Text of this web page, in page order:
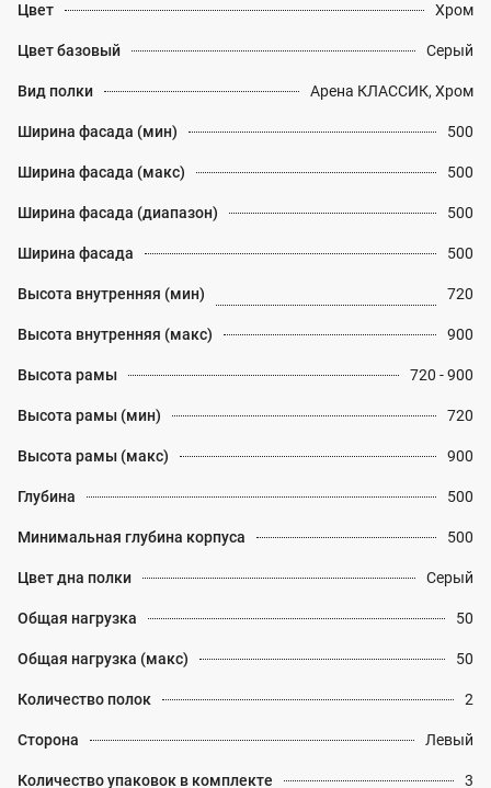
Цвет Хром
Цвет базовый Серый
Вид полки Арена КЛАССИК, Хром
Ширина фасада (мин) 500
Ширина фасада (макс) 500
Ширина фасада (диапазон) 500
Ширина фасада 500
Высота внутренняя (мин) 720
Высота внутренняя (макс) 900
Высота рамы 720 - 900
Высота рамы (мин) 720
Высота рамы (макс) 900
Глубина 500
Минимальная глубина корпуса 500
Цвет дна полки Серый
Общая нагрузка 50
Общая нагрузка (макс) 50
Количество полок 2
Сторона Левый
Количество упаковок в комплекте 3